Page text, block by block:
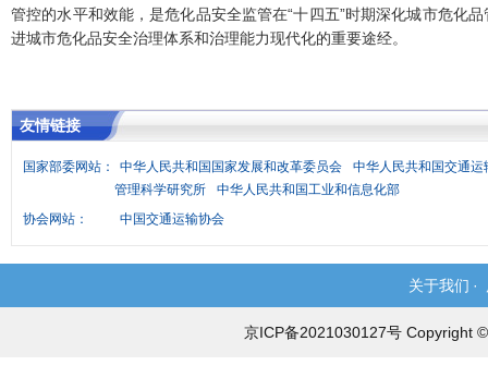
管控的水平和效能，是危化品安全监管在“十四五”时期深化城市危化
进城市危化品安全治理体系和治理能力现代化的重要途经。
友情链接
国家部委网站： 中华人民共和国国家发展和改革委员会
中华人民共和国交通运
管理科学研究所
中华人民共和国工业和信息化部
协会网站：
中国交通运输协会
关于我们 ·
京ICP备2021030127号 Copyright